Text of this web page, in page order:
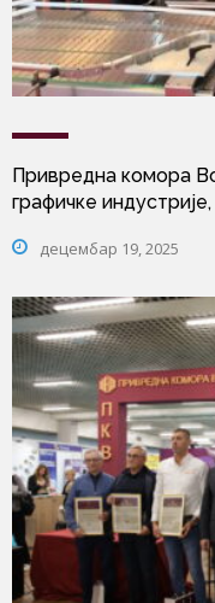
Привредна комора
графичке
децембар 19, 2025